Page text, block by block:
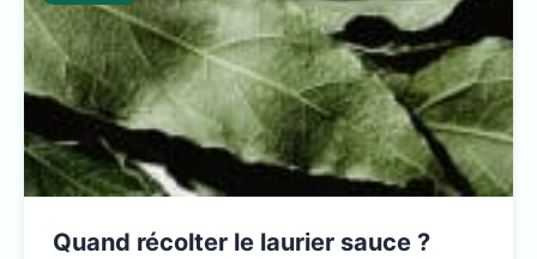
Quand récolter le laurier sauce ?